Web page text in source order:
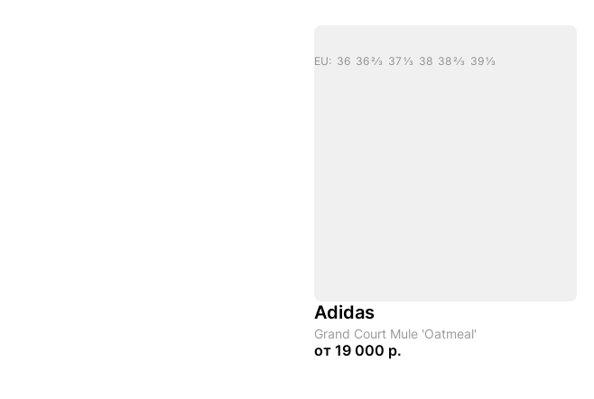
EU: 36 36 2/3 37 1/3 38 38 2/3 39 1/3
Adidas
Grand Court Mule 'Оatmeal'
от 19 000 р.